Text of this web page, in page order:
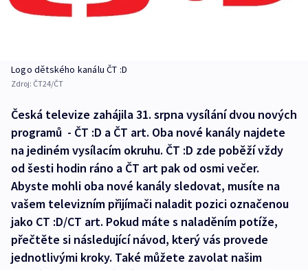
Logo dětského kanálu ČT :D
Zdroj: ČT24/ČT
Česká televize zahájila 31. srpna vysílání dvou nových
programů - ČT :D a ČT art. Oba nové kanály najdete
na jediném vysílacím okruhu. ČT :D zde poběží vždy
od šesti hodin ráno a ČT art pak od osmi večer.
Abyste mohli oba nové kanály sledovat, musíte na
vašem televizním přijímači naladit pozici označenou
jako CT :D/CT art. Pokud máte s naladěním potíže,
přečtěte si následující návod, který vás provede
jednotlivými kroky. Také můžete zavolat našim